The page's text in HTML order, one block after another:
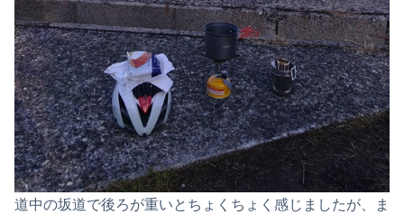
道中の坂道で後ろが重いとちょくちょく感じましたが、ま